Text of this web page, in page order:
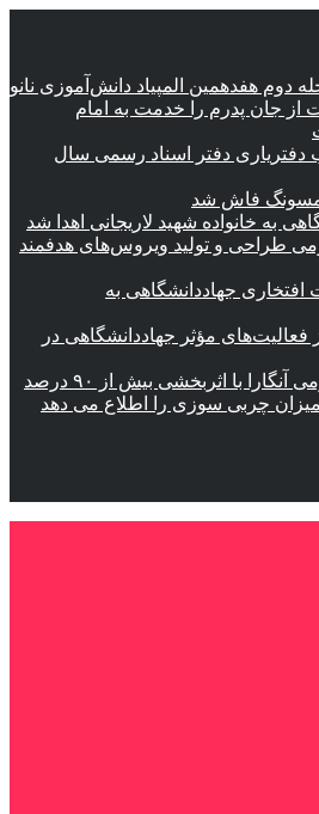
دوم هفدهمین المپیاد دانش‌آموزی نانو
از جان پدرم را خدمت به امام
دفتریاری دفتر اسناد رسمی سال
فاش شد
به خانواده شهید لاریجانی اهدا شد
طراحی و تولید ویروس‌های هدفمند
جهاددانشگاهی به
فعالیت‌های مؤثر جهاددانشگاهی در
با اثربخشی بیش از ۹۰ درصد
چربی سوزی را اطلاع می دهد